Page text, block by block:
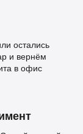
остались
и вернём
в офис